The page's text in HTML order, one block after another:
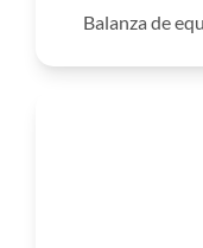
Balanza de